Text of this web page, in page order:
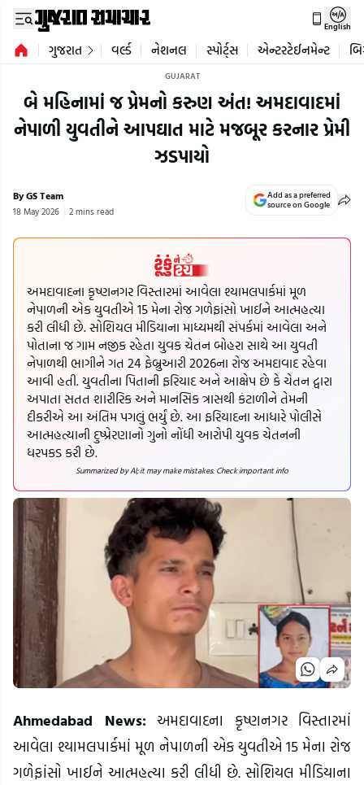
English
ગુજરાત વર્લ્ડ નેશનલ સ્પોર્ટ્સ એન્ટરટેઈનમેન્ટ
GUJARAT
બે મહિનામાં જ પ્રેમનો કરુણ અંત! અમદાવાદમાં
નેપાળી યુવતીને આપઘાત માટે મજબૂર કરનાર પ્રેમી
ઝડપાયો
By GS Team
18 May 2026 2 mins read
Add as a preferred
source on Google
અમદાવાદના કૃષ્ણનગર વિસ્તારમાં આવેલા શ્યામલપાર્કમાં મૂળ
નેપાળની એક યુવતીએ 15 મેના રોજ ગળેફાંસો ખાઈને આત્મહત્યા
કરી લીધી છે. સોશિયલ મીડિયાના માધ્યમથી સંપર્કમાં આવેલા અને
પોતાના જ ગામ નજીક રહેતા યુવક ચેતન બોહરા સાથે આ યુવતી
નેપાળથી ભાગીને ગત 24 ફેબ્રુઆરી 2026ના રોજ અમદાવાદ રહેવા
આવી હતી. યુવતીના પિતાની ફરિયાદ અને આક્ષેપ છે કે ચેતન દ્વારા
અપાતા સતત શારીરિક અને માનસિક ત્રાસથી કંટાળીને તેમની
દીકરીએ આ અંતિમ પગલું ભર્યું છે. આ ફરિયાદના આધારે પોલીસે
આત્મહત્યાની દુષ્પ્રેરણાનો ગુનો નોંધી આરોપી યુવક ચેતનની
ધરપકડ કરી છે.
Summarized by AI; it may make mistakes. Check important info
Ahmedabad News:અમદાવાદના કૃષ્ણનગર વિસ્તારમાં
આવેલા શ્યામલપાર્કમાં મૂળ નેપાળની એક યુવતીએ 15 મેના રોજ
ગળેફાંસો ખાઈને આત્મહત્યા કરી લીધી છે. સોશિયલ મીડિયાના